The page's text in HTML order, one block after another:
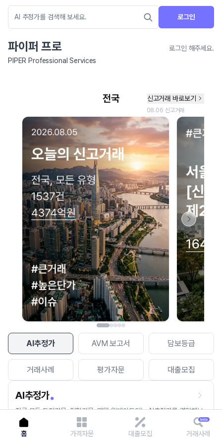
로그인
파이퍼 프로
로그인 해주세요.
PIPER Professional Services
AI추정가 AVM 보고서 담보등급
거래사례 평가자문 대출모집
AI추정가
전국 모든 토지건물, 집합건물, 매월 업데이트되는 AI추정가를 경험해보
세요.
네이버 지도 연결 안내
현재 네이버 지도 연결이 원활하지 않아 지도를 불러올 수 없습니다.
이용에 불편을 드려 죄송합니다.
다시 시도
홈 가격자문 대출모집 거래사례